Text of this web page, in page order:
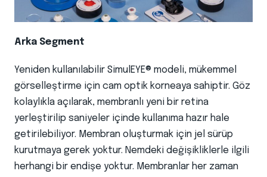
Arka Segment
Yeniden kullanılabilir SimulEYE® modeli, mükemmel
görselleştirme için cam optik korneaya sahiptir. Göz
kolaylıkla açılarak, membranlı yeni bir retina
yerleştirilip saniyeler içinde kullanıma hazır hale
getirilebiliyor. Membran oluşturmak için jel sürüp
kurutmaya gerek yoktur. Nemdeki değişikliklerle ilgili
herhangi bir endişe yoktur. Membranlar her zaman